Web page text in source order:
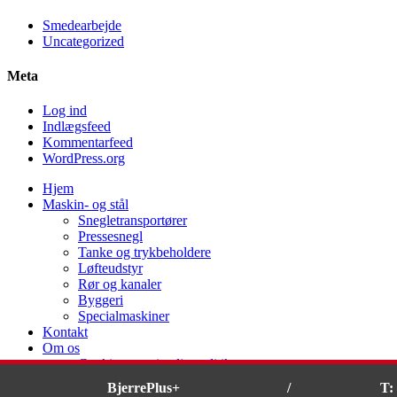
Smedearbejde
Uncategorized
Meta
Log ind
Indlægsfeed
Kommentarfeed
WordPress.org
Hjem
Maskin- og stål
Snegletransportører
Pressesnegl
Tanke og trykbeholdere
Løfteudstyr
Rør og kanaler
Byggeri
Specialmaskiner
Kontakt
Om os
Cookie- og privatlivspolitik
BjerrePlus+ / T: